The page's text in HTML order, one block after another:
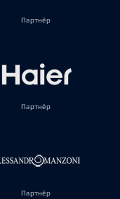
Партнёр
Партнёр
Партнёр